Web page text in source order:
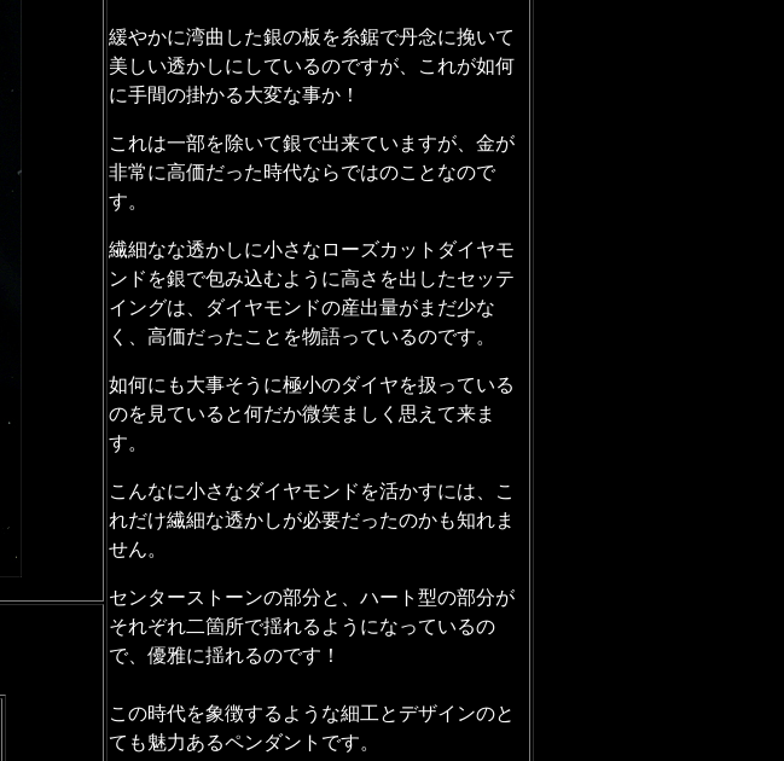
緩やかに湾曲した銀の板を糸鋸で丹念に挽いて
美しい透かしにしているのですが、これが如何
に手間の掛かる大変な事か！
これは一部を除いて銀で出来ていますが、金が
非常に高価だった時代ならではのことなので
す。
繊細なな透かしに小さなローズカットダイヤモ
ンドを銀で包み込むように高さを出したセッテ
イングは、ダイヤモンドの産出量がまだ少な
く、高価だったことを物語っているのです。
如何にも大事そうに極小のダイヤを扱っている
のを見ていると何だか微笑ましく思えて来ま
す。
こんなに小さなダイヤモンドを活かすには、こ
れだけ繊細な透かしが必要だったのかも知れま
せん。
センターストーンの部分と、ハート型の部分が
それぞれ二箇所で揺れるようになっているの
で、優雅に揺れるのです！
この時代を象徴するような細工とデザインのと
ても魅力あるペンダントです。